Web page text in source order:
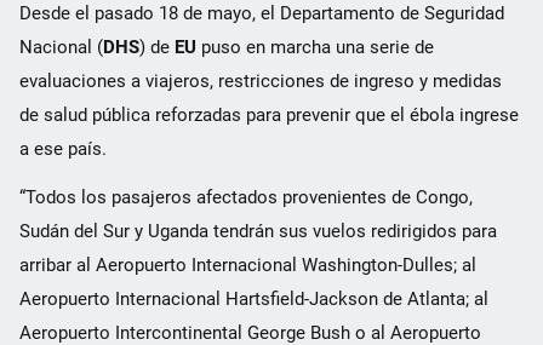
Desde el pasado 18 de mayo, el Departamento de Seguridad
Nacional (DHS) de EU puso en marcha una serie de
evaluaciones a viajeros, restricciones de ingreso y medidas
de salud pública reforzadas para prevenir que el ébola ingrese
a ese país.
“Todos los pasajeros afectados provenientes de Congo,
Sudán del Sur y Uganda tendrán sus vuelos redirigidos para
arribar al Aeropuerto Internacional Washington-Dulles; al
Aeropuerto Internacional Hartsfield-Jackson de Atlanta; al
Aeropuerto Intercontinental George Bush o al Aeropuerto